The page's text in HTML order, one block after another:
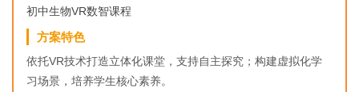
初中生物VR数智课程
方案特色
依托VR技术打造立体化课堂，支持自主探究；构建虚拟化学
习场景，培养学生核心素养。